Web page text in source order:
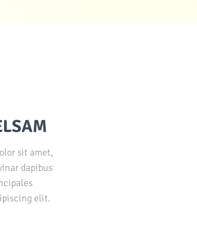
sit amet,
dapibus
elit.